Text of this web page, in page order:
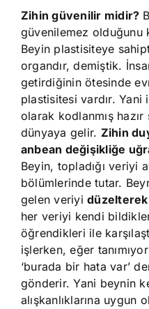
Zihin güvenilir midir?
güvenilemez olduğunu
Beyin plastisiteye
organdır, demiştik.
getirdiğinin ötesinde
plastisitesi vardır.
olarak kodlanmış
dünyaya gelir. Zihin
anbean değişikliğe
Beyin, topladığı veriyi
bölümlerinde tutar.
gelen veriyidüzelterek
her veriyi kendi
öğrendikleri ile
işlerken, eğer
‘burada bir hata var’
gönderir. Yani beynin
alışkanlıklarına uygun